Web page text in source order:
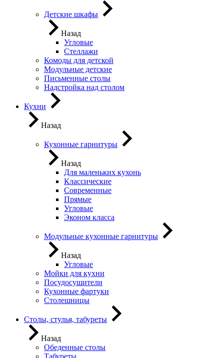
Детские шкафы
Назад
Угловые
Стеллажи
Комоды для детской
Модульные детские
Письменные столы
Надстройка над столом
Кухни
Назад
Кухонные гарнитуры
Назад
Для маленьких кухонь
Классические
Современные
Прямые
Угловые
Эконом класса
Модульные кухонные гарнитуры
Назад
Угловые
Мойки для кухни
Посудосушители
Кухонные фартуки
Столешницы
Столы, стулья, табуреты
Назад
Обеденные столы
Табуреты